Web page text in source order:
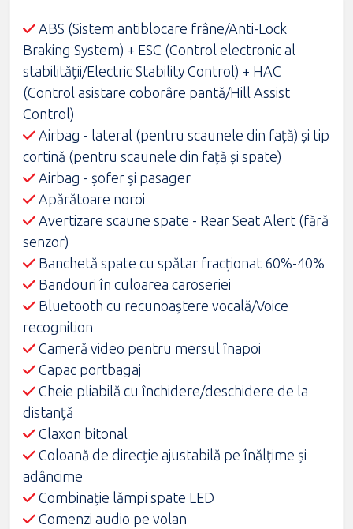
ABS (Sistem antiblocare frâne/Anti-Lock
Braking System) + ESC (Control electronic al
stabilităţii/Electric Stability Control) + HAC
(Control asistare coborâre pantă/Hill Assist
Control)
Airbag - lateral (pentru scaunele din faţă) şi tip
cortină (pentru scaunele din faţă şi spate)
Airbag - şofer şi pasager
Apărătoare noroi
Avertizare scaune spate - Rear Seat Alert (fără
senzor)
Banchetă spate cu spătar fracţionat 60%-40%
Bandouri în culoarea caroseriei
Bluetooth cu recunoaștere vocală/Voice
recognition
Cameră video pentru mersul înapoi
Capac portbagaj
Cheie pliabilă cu închidere/deschidere de la
distanță
Claxon bitonal
Coloană de direcţie ajustabilă pe înălţime şi
adâncime
Combinaţie lămpi spate LED
Comenzi audio pe volan